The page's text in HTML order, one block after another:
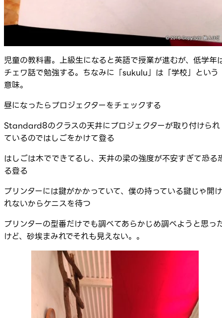
児童の教科書。上級生になると英語で授業が進むが、低学年
チェワ話で勉強する。ちなみに「sukulu」は「学校」という
意味。
昼になったらプロジェクターをチェックする
Standard8のクラスの天井にプロジェクターが取り付けられ
ているのではしごをかけて登る
はしごは木でできてるし、天井の梁の強度が不安すぎて恐る
る登る
プリンターには鍵がかかっていて、僕の持っている鍵じゃ開け
れないからケニスを待つ
プリンターの型番だけでも調べてあらかじめ調べようと思っ
けど、砂埃まみれでそれも見えない。。